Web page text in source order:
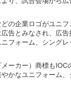
の企業ロゴがユニ
告とみなされ、広
フォーム、シング
ーカー）商標も
かなユニフォーム